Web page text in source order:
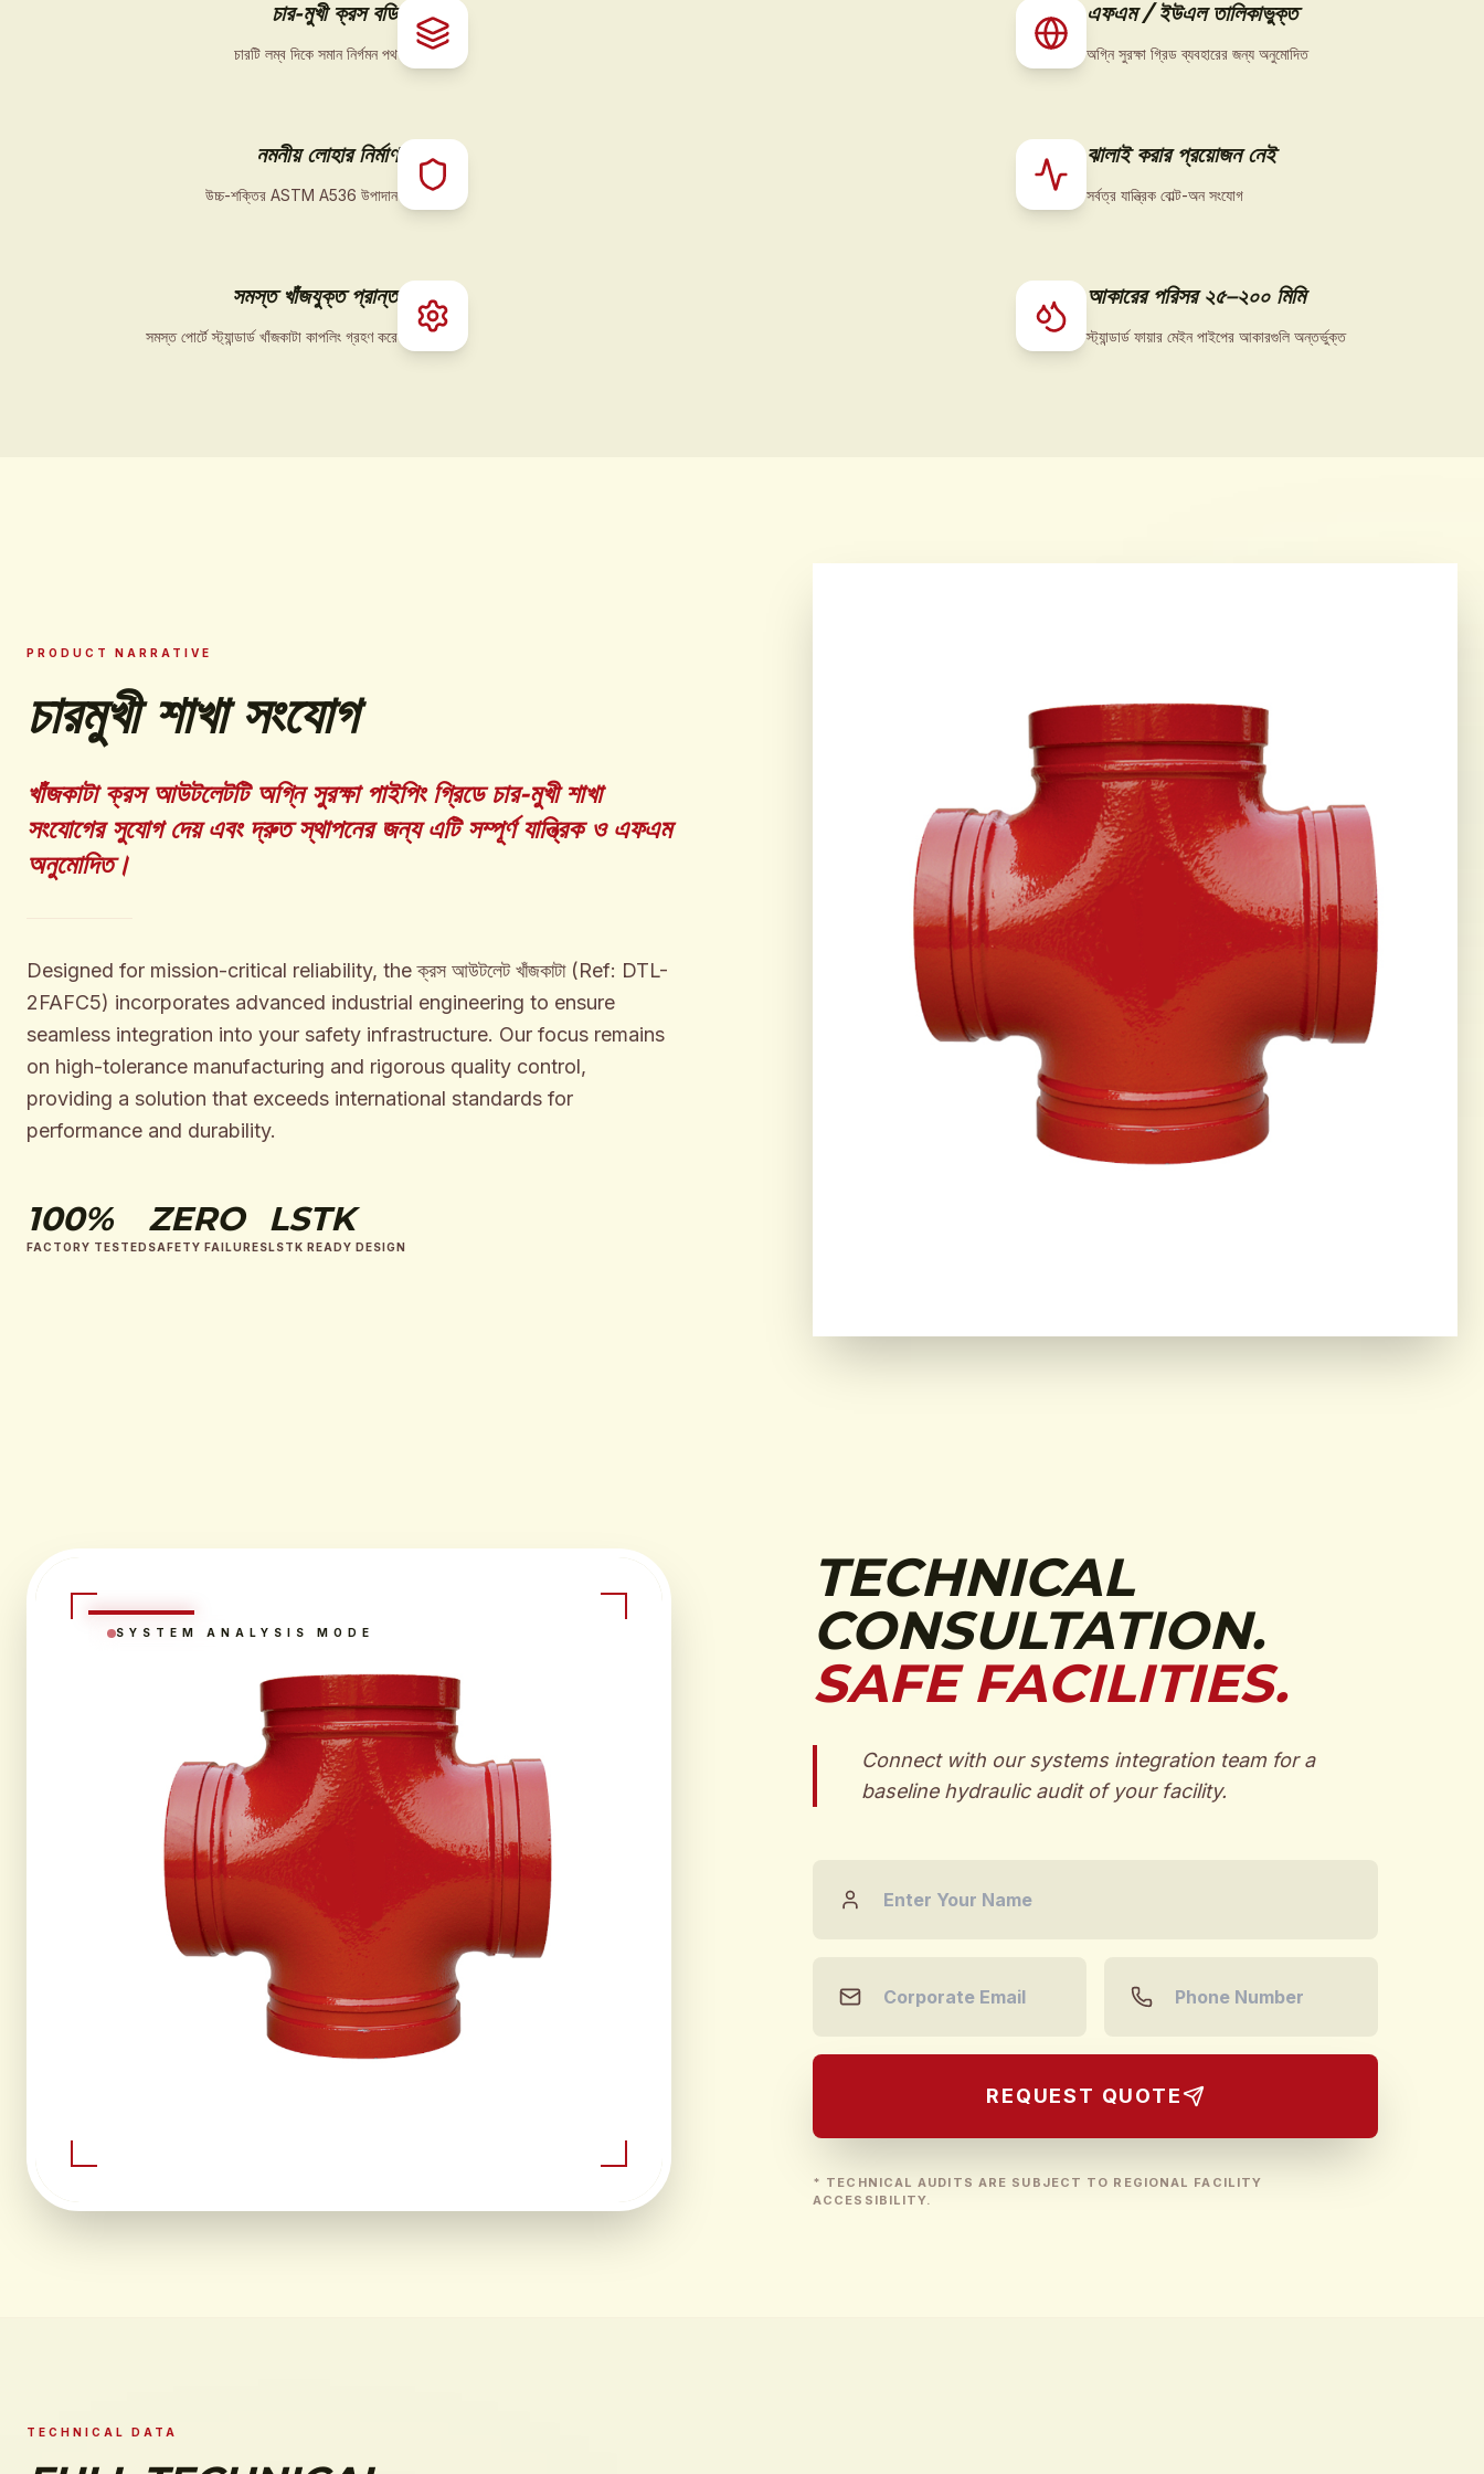
চার-মুখী ক্রস বডি
চারটি লম্ব দিকে সমান নির্গমন পথ
নমনীয় লোহার নির্মাণ
উচ্চ-শক্তির ASTM A536 উপাদান
সমস্ত খাঁজযুক্ত প্রান্ত
সমস্ত পোর্টে স্ট্যান্ডার্ড খাঁজকাটা কাপলিং গ্রহণ করে
এফএম / ইউএল তালিকাভুক্ত
অগ্নি সুরক্ষা গ্রিড ব্যবহারের জন্য অনুমোদিত
ঝালাই করার প্রয়োজন নেই
সর্বত্র যান্ত্রিক বোল্ট-অন সংযোগ
আকারের পরিসর ২৫–২০০ মিমি
স্ট্যান্ডার্ড ফায়ার মেইন পাইপের আকারগুলি অন্তর্ভুক্ত
PRODUCT NARRATIVE
চারমুখী শাখা সংযোগ
খাঁজকাটা ক্রস আউটলেটটি অগ্নি সুরক্ষা পাইপিং গ্রিডে চার-মুখী শাখা
সংযোগের সুযোগ দেয় এবং দ্রুত স্থাপনের জন্য এটি সম্পূর্ণ যান্ত্রিক ও এফএম
অনুমোদিত।
Designed for mission-critical reliability, the ক্রস আউটলেট খাঁজকাটা (Ref: DTL-
2FAFC5) incorporates advanced industrial engineering to ensure
seamless integration into your safety infrastructure. Our focus remains
on high-tolerance manufacturing and rigorous quality control,
providing a solution that exceeds international standards for
performance and durability.
100%
FACTORY TESTED
ZERO
SAFETY FAILURES
LSTK
LSTK READY DESIGN
SYSTEM ANALYSIS MODE
TECHNICAL
CONSULTATION.
SAFE FACILITIES.
Connect with our systems integration team for a
baseline hydraulic audit of your facility.
REQUEST QUOTE
* TECHNICAL AUDITS ARE SUBJECT TO REGIONAL FACILITY
ACCESSIBILITY.
TECHNICAL DATA